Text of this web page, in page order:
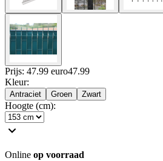
Prijs: 47.99 euro47.99
Kleur:
Antraciet Groen Zwart
Hoogte (cm):
Online op voorraad